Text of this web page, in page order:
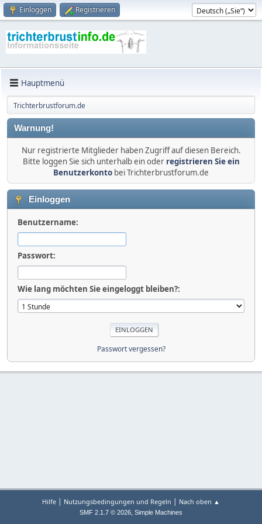
Einloggen Registrieren
Hauptmenü
Trichterbrustforum.de
Warnung!
Nur registrierte Mitglieder haben Zugriff auf diesen Bereich.
Bitte loggen Sie sich unterhalb ein oder registrieren Sie ein
Benutzerkonto bei Trichterbrustforum.de
Einloggen
Benutzername:
Passwort:
Wie lang möchten Sie eingeloggt bleiben?:
Passwort vergessen?
Hilfe | Nutzungsbedingungen und Regeln | Nach oben ▲
SMF 2.1.7 © 2026, Simple Machines